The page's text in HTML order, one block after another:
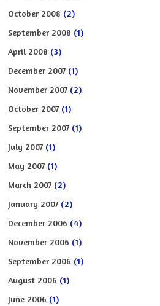
October 2008 (2)
September 2008 (1)
April 2008 (3)
December 2007 (1)
November 2007 (2)
October 2007 (1)
September 2007 (1)
July 2007 (1)
May 2007 (1)
March 2007 (2)
January 2007 (2)
December 2006 (4)
November 2006 (1)
September 2006 (1)
August 2006 (1)
June 2006 (1)